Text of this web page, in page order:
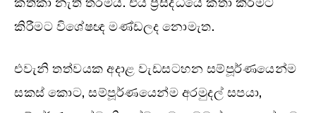
කිරීමට විශේෂඥ මණ්ඩලද නොමැත.
එවැනි තත්වයක අදාළ වැඩසටහන සම්පූර්ණයෙන්ම
සකස් කොට, සම්පූර්ණයෙන්ම අරමුදල් සපයා,